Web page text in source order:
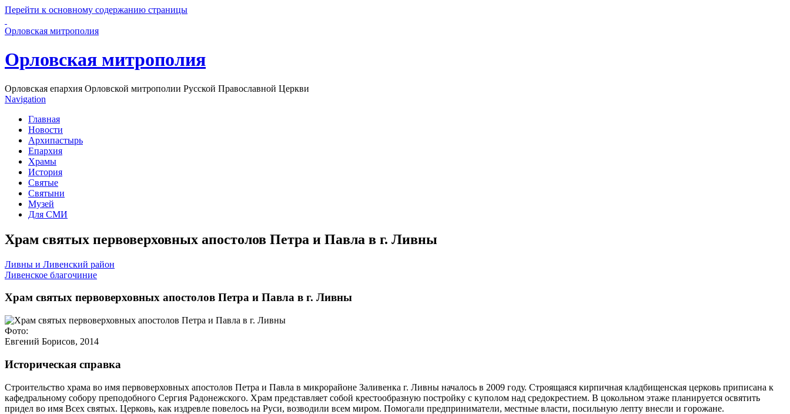
Перейти к основному содержанию страницы
Орловская митрополия
Орловская митрополия
Орловская епархия Орловской митрополии Русской Православной Церкви
Navigation
Главная
Новости
Архипастырь
Епархия
Храмы
История
Святые
Святыни
Музей
Для СМИ
Храм святых первоверховных апостолов Петра и Павла в г. Ливны
Ливны и Ливенский район
Ливенское благочиние
Храм святых первоверховных апостолов Петра и Павла в г. Ливны
Фото:
Евгений Борисов, 2014
Историческая справка
Строительство храма во имя первоверховных апостолов Петра и Павла в микрорайоне Заливенка г. Ливны началось в 2009 году. Строящаяся кирпичная кладбищенская церковь приписана к
кафедральному собору преподобного Сергия Радонежского. Храм представляет собой крестообразную постройку с куполом над средокрестием. В цокольном этаже планируется освятить
придел во имя Всех святых. Церковь, как издревле повелось на Руси, возводили всем миром. Помогали предприниматели, местные власти, посильную лепту внесли и горожане.